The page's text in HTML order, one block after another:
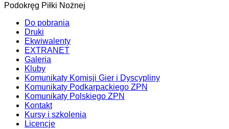
Podokręg Piłki Nożnej
Do pobrania
Druki
Ekwiwalenty
EXTRANET
Galeria
Kluby
Komunikaty Komisji Gier i Dyscypliny
Komunikaty Podkarpackiego ZPN
Komunikaty Polskiego ZPN
Kontakt
Kursy i szkolenia
Licencje